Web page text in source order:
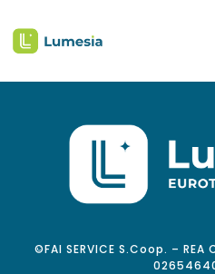
©FAI SERVICE S.Coop. – REA